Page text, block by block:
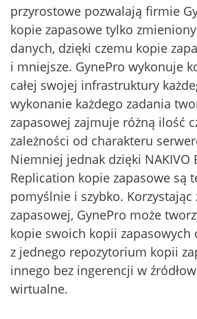
przyrostowe pozwalają firmie
kopie zapasowe tylko
danych, dzięki czemu kopie
i mniejsze. GynePro wykonuje
całej swojej infrastruktury
wykonanie każdego zadania
zapasowej zajmuje różną ilość
zależności od charakteru
Niemniej jednak dzięki NAKIVO
Replication kopie zapasowe są
pomyślnie i szybko.
zapasowej, GynePro może
kopie swoich kopii zapasowych
z jednego repozytorium kopii
innego bez ingerencji w
wirtualne.